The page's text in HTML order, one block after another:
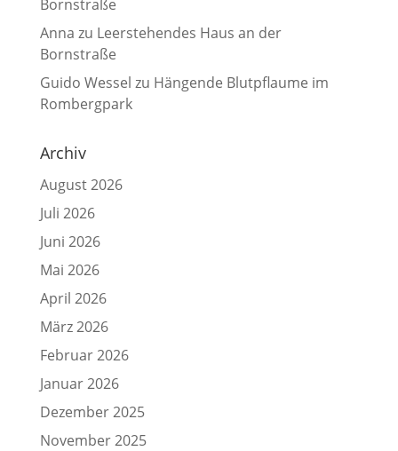
Bornstraße
Anna zu Leerstehendes Haus an der
Bornstraße
Guido Wessel zu Hängende Blutpflaume im
Rombergpark
Archiv
August 2026
Juli 2026
Juni 2026
Mai 2026
April 2026
März 2026
Februar 2026
Januar 2026
Dezember 2025
November 2025